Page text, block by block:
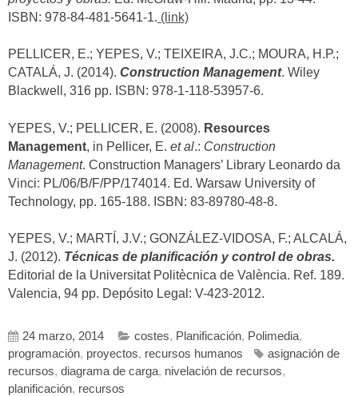
ISBN: 978-84-481-5641-1. (link)
PELLICER, E.; YEPES, V.; TEIXEIRA, J.C.; MOURA, H.P.;
CATALÁ, J. (2014). Construction Management. Wiley
Blackwell, 316 pp. ISBN: 978-1-118-53957-6.
YEPES, V.; PELLICER, E. (2008). Resources
Management, in Pellicer, E. et al.: Construction
Management. Construction Managers’ Library Leonardo da
Vinci: PL/06/B/F/PP/174014. Ed. Warsaw University of
Technology, pp. 165-188. ISBN: 83-89780-48-8.
YEPES, V.; MARTÍ, J.V.; GONZÁLEZ-VIDOSA, F.; ALCALÁ,
J. (2012). Técnicas de planificación y control de obras.
Editorial de la Universitat Politècnica de València. Ref. 189.
Valencia, 94 pp. Depósito Legal: V-423-2012.
24 marzo, 2014 costes, Planificación, Polimedia,
programación, proyectos, recursos humanos
asignación de
recursos, diagrama de carga, nivelación de recursos,
planificación, recursos